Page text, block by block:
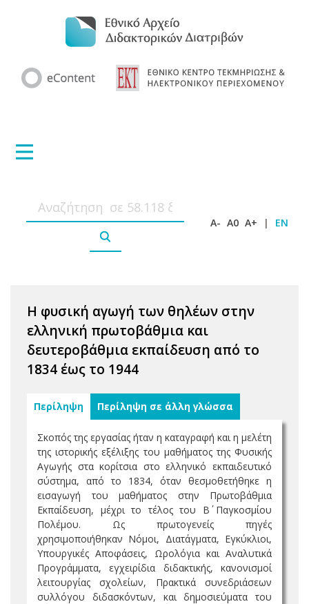
A- A0 A+ | EN
Η φυσική αγωγή των θηλέων στην
ελληνική πρωτοβάθμια και
δευτεροβάθμια εκπαίδευση από το
1834 έως το 1944
Περίληψη Περίληψη σε άλλη γλώσσα
Σκοπός της εργασίας ήταν η καταγραφή και η μελέτη
της ιστορικής εξέλιξης του μαθήματος της Φυσικής
Αγωγής στα κορίτσια στο ελληνικό εκπαιδευτικό
σύστημα, από το 1834, όταν θεσμοθετήθηκε η
εισαγωγή του μαθήματος στην Πρωτοβάθμια
Εκπαίδευση, μέχρι το τέλος του Β΄ Παγκοσμίου
Πολέμου. Ως πρωτογενείς πηγές
χρησιμοποιήθηκαν Νόμοι, Διατάγματα, Εγκύκλιοι,
Υπουργικές Αποφάσεις, Ωρολόγια και Αναλυτικά
Προγράμματα, εγχειρίδια διδακτικής, κανονισμοί
λειτουργίας σχολείων, Πρακτικά συνεδριάσεων
συλλόγου διδασκόντων, και δημοσιεύματα του